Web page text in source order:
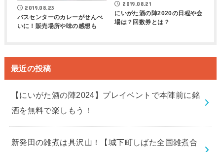
2019.08.23
バスセンターのカレーがせんべ
いに！販売場所や味の感想も
2019.08.21
にいがた酒の陣2020の日程や会
場は？回数券とは？
最近の投稿
【にいがた酒の陣2024】プレイベントで本陣前に銘
酒を無料で楽しもう！
新発田の雑煮は具沢山！【城下町しばた全国雑煮合